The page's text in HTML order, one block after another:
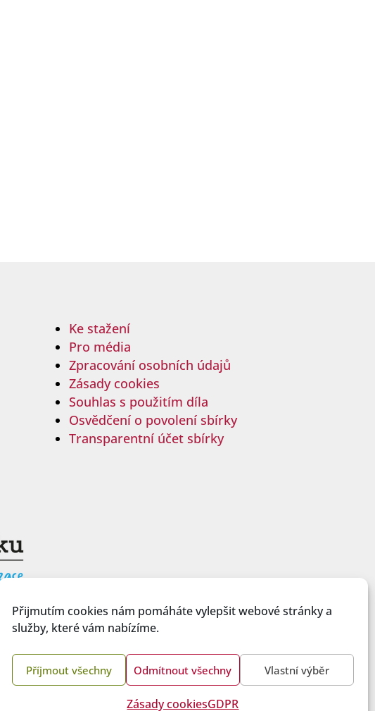
Přijmutím cookies nám pomáháte vylepšit webové stránky a
služby, které vám nabízíme.
Příjmout všechny Odmítnout všechny Vlastní výběr
Zásady cookiesGDPR
Ke stažení
Pro média
Zpracování osobních údajů
Zásady cookies
Souhlas s použitím díla
Osvědčení o povolení sbírky
Transparentní účet sbírky